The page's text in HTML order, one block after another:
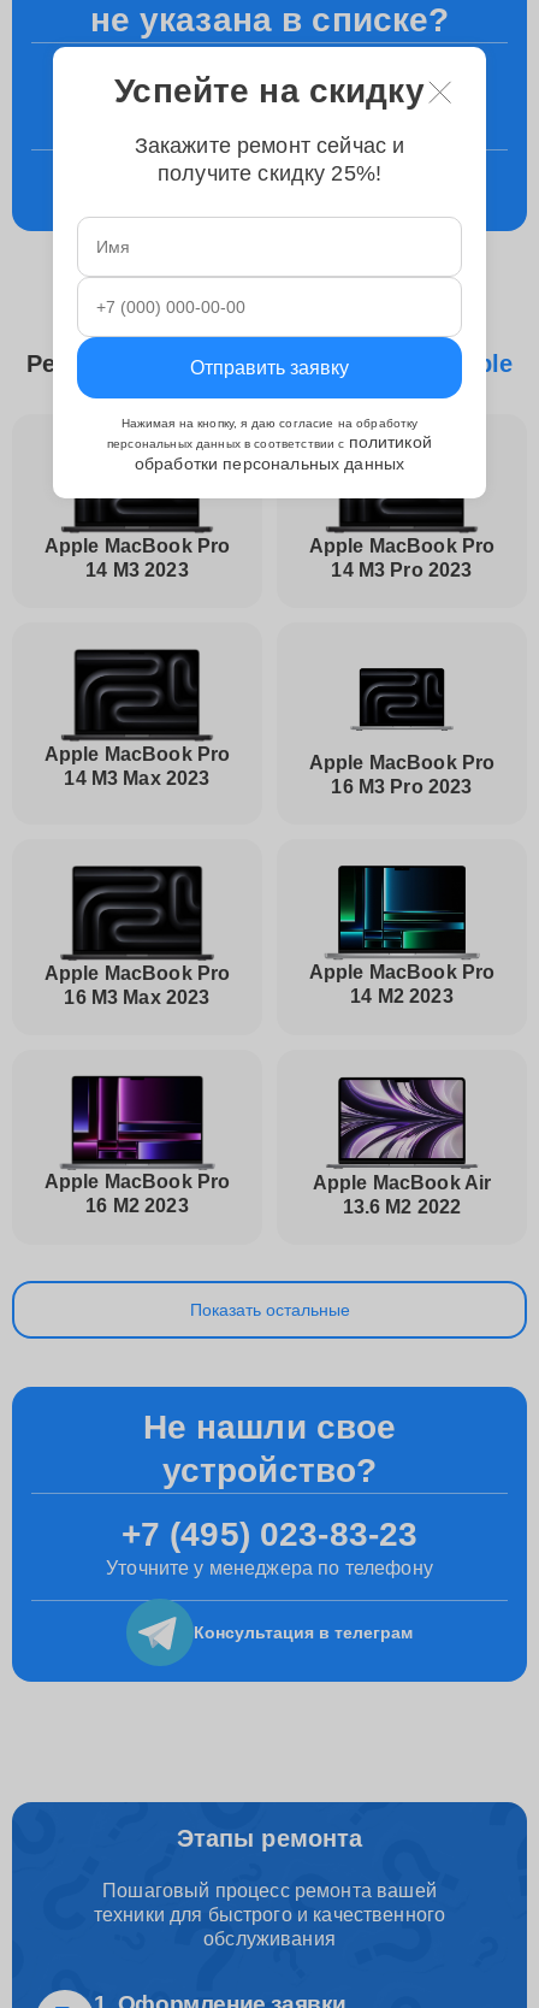
не указана в списке?
+7 (495) 023-83-23
Консультацияв телеграм
Ремонтируем следующие модели Apple
Apple MacBook Pro
14 M3 2023
Apple MacBook Pro
14 M3 Pro 2023
Apple MacBook Pro
14 M3 Max 2023
Apple MacBook Pro
16 M3 Pro 2023
Apple MacBook Pro
16 M3 Max 2023
Apple MacBook Pro
14 M2 2023
Apple MacBook Pro
16 M2 2023
Apple MacBook Air
13.6 M2 2022
Показать остальные
Не нашли свое
устройство?
+7 (495) 023-83-23
Уточните у менеджера по телефону
Консультация в телеграм
Этапы ремонта
Пошаговый процесс ремонта вашей
техники для быстрого и качественного
обслуживания
Успейте на скидку
Закажите ремонт сейчас и
получите скидку 25%!
Отправить заявку
Нажимая на кнопку, я даю согласие на обработку
персональных данных в соответствии с политикой
обработки персональных данных